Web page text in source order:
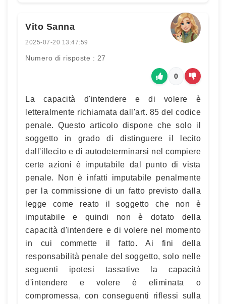
Vito Sanna
2025-07-20 13:47:59
Numero di risposte : 27
0
La capacità d'intendere e di volere è
letteralmente richiamata dall'art. 85 del codice
penale. Questo articolo dispone che solo il
soggetto in grado di distinguere il lecito
dall'illecito e di autodeterminarsi nel compiere
certe azioni è imputabile dal punto di vista
penale. Non è infatti imputabile penalmente
per la commissione di un fatto previsto dalla
legge come reato il soggetto che non è
imputabile e quindi non è dotato della
capacità d'intendere e di volere nel momento
in cui commette il fatto. Ai fini della
responsabilità penale del soggetto, solo nelle
seguenti ipotesi tassative la capacità
d'intendere e volere è eliminata o
compromessa, con conseguenti riflessi sulla